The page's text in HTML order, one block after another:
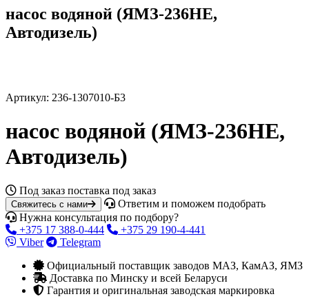
насос водяной (ЯМЗ-236НЕ,
Автодизель)
Артикул: 236-1307010-Б3
насос водяной (ЯМЗ-236НЕ,
Автодизель)
Под заказ поставка под заказ
Свяжитесь с нами
Ответим и поможем подобрать
Нужна консультация по подбору?
+375 17 388-0-444
+375 29 190-4-441
Viber
Telegram
Официальный поставщик заводов МАЗ, КамАЗ, ЯМЗ
Доставка по Минску и всей Беларуси
Гарантия и оригинальная заводская маркировка